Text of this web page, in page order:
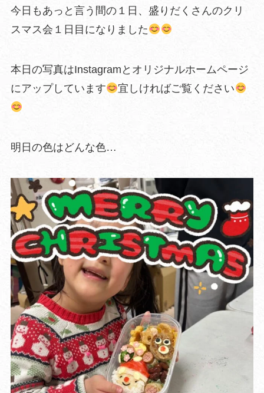
今日もあっと言う間の１日、盛りだくさんのクリ
スマス会１日目になりました
本日の写真はInstagramとオリジナルホームページ
にアップしています
宜しければご覧ください
明日の色はどんな色…